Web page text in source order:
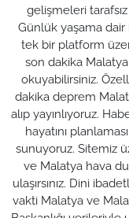
gelişmeleri tarafsız
Günlük yaşama
tek bir platform
son dakika
okuyabilirsiniz.
dakika deprem
alıp yayınlıyoruz.
hayatını
sunuyoruz. Sitemiz
ve Malatya hava
ulaşırsınız. Dini
vakti Malatya ve